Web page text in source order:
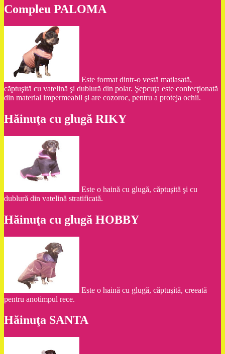
Compleu PALOMA
Este format dintr-o vestă matlasată,
căptuşită cu vatelină şi dublură din polar. Şepcuţa este confecţionată
din material impermeabil şi are cozoroc, pentru a proteja ochii.
Hăinuţa cu glugă RIKY
Este o haină cu glugă, căptuşită şi cu
dublură din vatelină stratificată.
Hăinuţa cu glugă HOBBY
Este o haină cu glugă, căptuşită, creeată
pentru anotimpul rece.
Hăinuţa SANTA